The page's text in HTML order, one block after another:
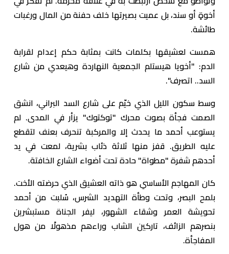
أخوةٍ أو سند، بل عميت بصيرتها خلف حفنة من المال ورغبات
طائشة.
همست لعشيقها بكلمات كانت بمثابة حكم إعدام لقرابة
الدم: "أخويا هيستلم الجمعية النهاردة وهيعدي من شارع
السد.. اتصرف".
وسط سكون الليل الذي خيّم على شارع السد البراني، انشق
الصمت فجأة بصوت محرك "توكتوك" يزأر في المدى. لم
يستوعب أحمد ما يحدث إلا والمركبة تنحرف بعنف لتقطع
عليه الطريق. قفز منها ثلاثة ذئاب بشرية، لمعت في يد
أحدهم شفرة "مطواة" حادة تحت أضواء الشارع الخافتة.
كان المهاجم الأساسي هو ذاته العشيق الذي حرضته الأخت.
بلمح البصر، وتحت وطأة التهديد الشرس، سُلبت من أحمد
تحويشة العمر وشقاء الشهور، ليفر الجناة مستبشرين
بنصرهم الزائف، تاركين الشاب وراءهم مذهولًا من هول
المفاجأة.